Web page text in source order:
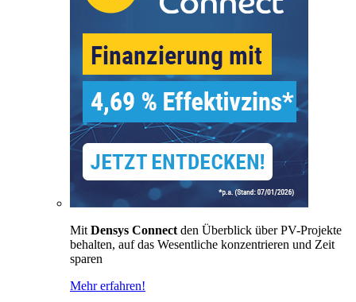
Mit Densys Connect den Überblick über PV-Projekte
behalten, auf das Wesentliche konzentrieren und Zeit
sparen
Mehr erfahren!